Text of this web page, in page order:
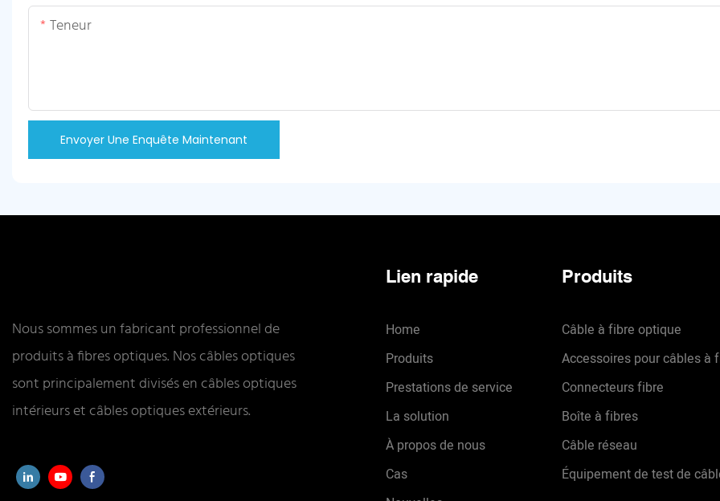
Teneur
Envoyer Une Enquête Maintenant
Nous sommes un fabricant professionnel de
produits à fibres optiques. Nos câbles optiques
sont principalement divisés en câbles optiques
intérieurs et câbles optiques extérieurs.
Lien rapide
Home
Produits
Prestations de service
La solution
À propos de nous
Cas
Produits
Câble à fibre optique
Accessoires pour câbles à
Connecteurs fibre
Boîte à fibres
Câble réseau
Équipement de test de